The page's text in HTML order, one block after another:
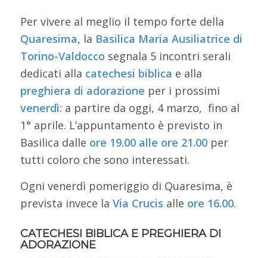
Per vivere al meglio il tempo forte della
Quaresima, la Basilica Maria Ausiliatrice di
Torino-Valdocco segnala 5 incontri serali
dedicati alla catechesi biblica e alla
preghiera di adorazione per i prossimi
venerdì: a partire da oggi, 4 marzo, fino al
1° aprile. L’appuntamento è previsto in
Basilica dalle ore 19.00 alle ore 21.00per
tutti coloro che sono interessati.
Ogni venerdì pomeriggio di Quaresima, è
prevista invece la Via Crucis alle ore 16.00.
CATECHESI BIBLICA E PREGHIERA DI
ADORAZIONE